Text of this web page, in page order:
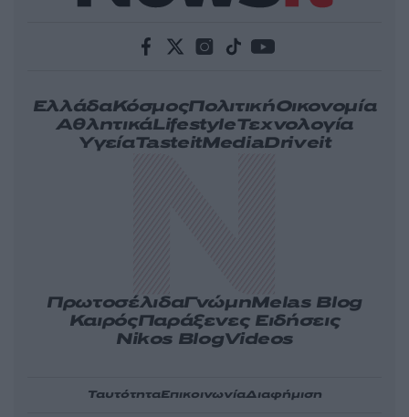
ΕλλάδαΚόσμοςΠολιτικήΟικονομία
ΑθλητικάLifestyleΤεχνολογία
ΥγείαTasteitMediaDriveit
ΠρωτοσέλιδαΓνώμηMelas Blog
ΚαιρόςΠαράξενες Ειδήσεις
Nikos BlogVideos
ΤαυτότηταΕπικοινωνίαΔιαφήμιση